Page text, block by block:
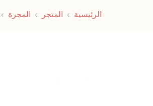
الرئيسية المتجر المجرة